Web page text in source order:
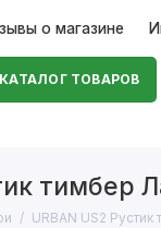
о магазине
КАТАЛОГ ТОВАРОВ
тимбер
URBAN US2